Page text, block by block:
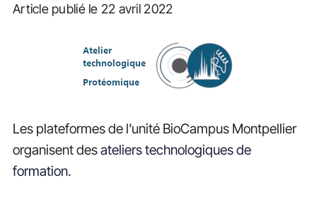
Article publié le 22 avril 2022
Les plateformes de l’unité BioCampus Montpellier
organisent desateliers technologiques de
formation.